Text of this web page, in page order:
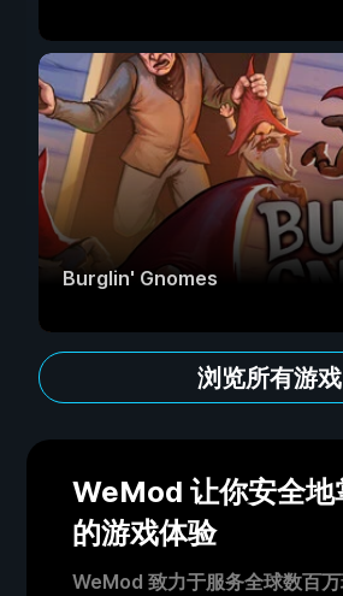
Burglin' Gnomes
浏览所有游戏
WeMod 让你安全地
的游戏体验
WeMod 致力于服务全球数百